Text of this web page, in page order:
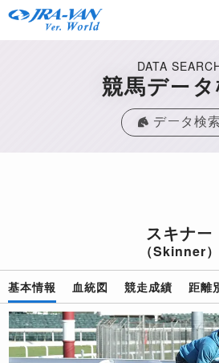
DATA
競馬デー
データ検索
スキナー
（Skinner）
基本情報 血統図 競走成績 距離